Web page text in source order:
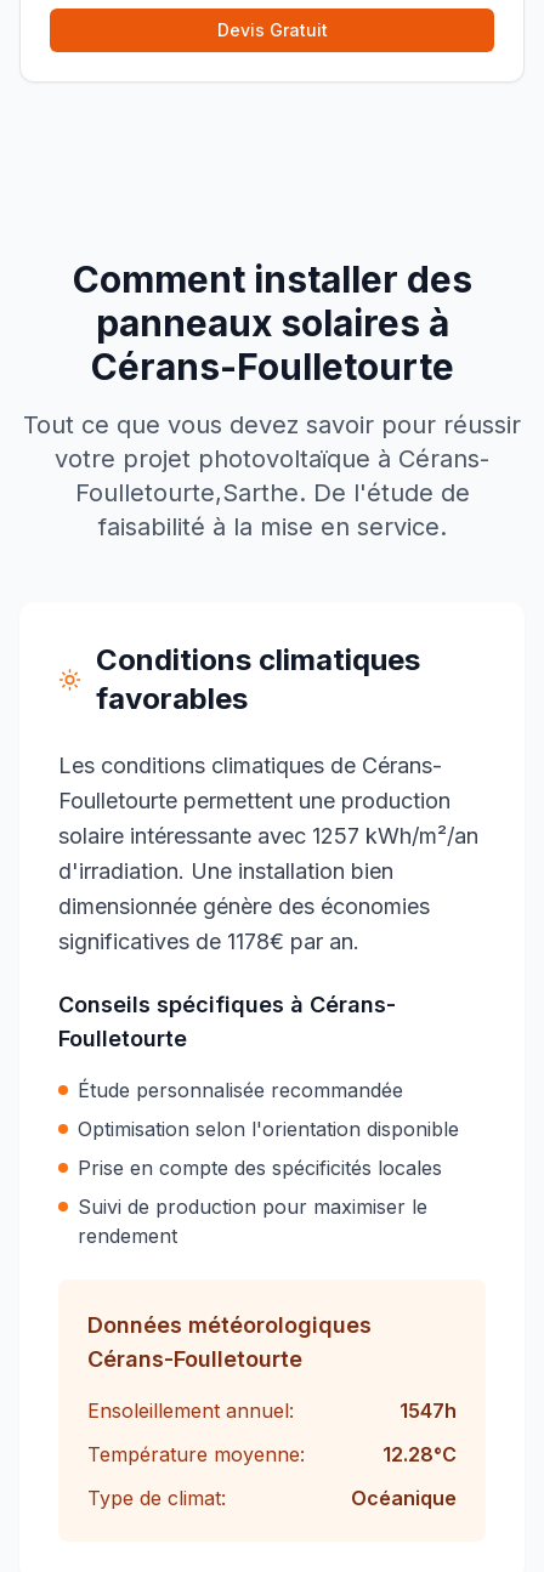
Devis Gratuit
Comment installer des
panneaux solaires à
Cérans-Foulletourte
Tout ce que vous devez savoir pour réussir
votre projet photovoltaïque à Cérans-
Foulletourte,Sarthe. De l'étude de
faisabilité à la mise en service.
Conditions climatiques
favorables
Les conditions climatiques de Cérans-
Foulletourte permettent une production
solaire intéressante avec 1257 kWh/m²/an
d'irradiation. Une installation bien
dimensionnée génère des économies
significatives de 1178€ par an.
Conseils spécifiques à Cérans-
Foulletourte
Étude personnalisée recommandée
Optimisation selon l'orientation disponible
Prise en compte des spécificités locales
Suivi de production pour maximiser le
rendement
Données météorologiques
Cérans-Foulletourte
Ensoleillement annuel: 1547h
Température moyenne:
12.28°C
Type de climat:
Océanique